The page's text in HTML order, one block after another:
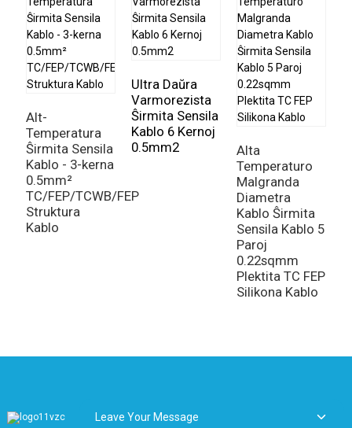
Alt-
Temperatura
Ŝirmita Sensila
Kablo - 3-kerna
0.5mm²
TC/FEP/TCWB/FEP
Struktura
Kablo
Ultra Daŭra
Varmorezista
Ŝirmita Sensila
Kablo 6 Kernoj
0.5mm2
Alta
Temperaturo
Malgranda
Diametra
Kablo Ŝirmita
Sensila Kablo 5
Paroj
0.22sqmm
Plektita TC FEP
Silikona Kablo
Leave Your Message